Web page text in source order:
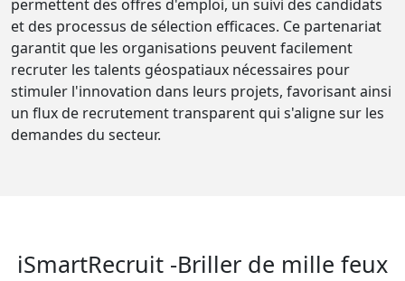
permettent des offres d'emploi, un suivi des candidats
et des processus de sélection efficaces. Ce partenariat
garantit que les organisations peuvent facilement
recruter les talents géospatiaux nécessaires pour
stimuler l'innovation dans leurs projets, favorisant ainsi
un flux de recrutement transparent qui s'aligne sur les
demandes du secteur.
iSmartRecruit -Briller de mille feux